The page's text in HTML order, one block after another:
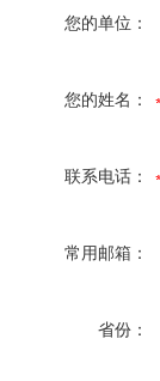
您的单位：
您的姓名：
联系电话：
常用邮箱：
省份：